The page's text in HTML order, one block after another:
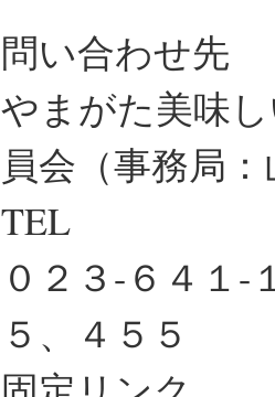
問い合わせ先
やまがた美味
員会（事務局
TEL
０２３-６４１
５、４５５